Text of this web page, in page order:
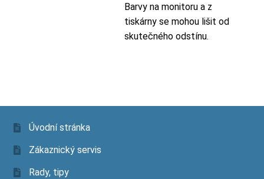
Barvy na monitoru a z
tiskárny se mohou lišit od
skutečného odstínu.
Úvodní stránka
Zákaznický servis
Rady, tipy